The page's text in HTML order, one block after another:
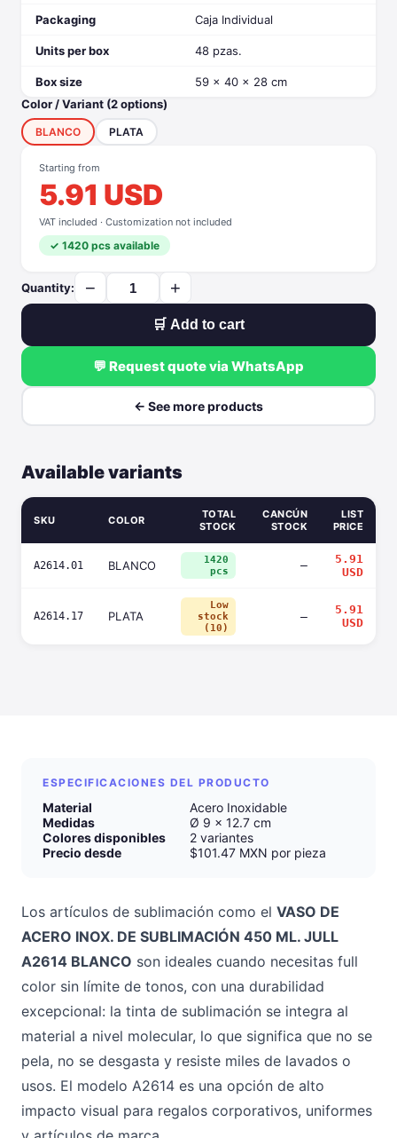
Packaging Caja Individual
Units per box 48 pzas.
Box size
59 x 40 x 28 cm
Color / Variant (2 options)
BLANCO PLATA
Starting from
5.91 USD
VAT included · Customization not included
✓ 1420 pcs available
Quantity: − +
🛒 Add to cart
💬 Request quote via WhatsApp
← See more products
Available variants
SKU COLOR
TOTAL
STOCK
CANCÚN
STOCK
LIST
PRICE
A2614.01 BLANCO
1420
pcs
—
5.91
USD
A2614.17 PLATA
Low
stock
(10)
—
5.91
USD
ESPECIFICACIONES DEL PRODUCTO
Material
Acero Inoxidable
Medidas
Ø 9 x 12.7 cm
Colores disponibles
2 variantes
Precio desde
$101.47 MXN por pieza
Los artículos de sublimación como el VASO DE
ACERO INOX. DE SUBLIMACIÓN 450 ML. JULL
A2614 BLANCO son ideales cuando necesitas full
color sin límite de tonos, con una durabilidad
excepcional: la tinta de sublimación se integra al
material a nivel molecular, lo que significa que no se
pela, no se desgasta y resiste miles de lavados o
usos. El modelo A2614 es una opción de alto
impacto visual para regalos corporativos, uniformes